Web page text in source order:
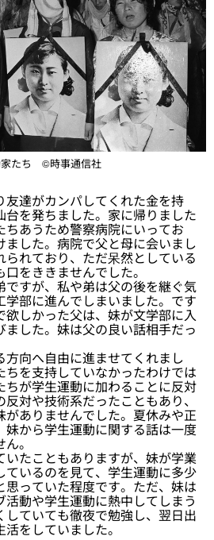
家たち ©時事通信社
達がカンパしてくれた金を持
を発ちました。家に帰りました
あうため警察病院にいってお
ました。病院で父と母に会いまし
れており、ただ呆然としている
をききませんでした。
すが、私や弟は父の後を継ぐ気
部に進んでしまいました。です
しかった父は、妹が文学部に入
した。妹は父の良い話相手だっ
向へ自由に進ませてくれまし
を支持していなかったわけでは
ちが学生運動に加わることに反対
対や技術系だったこともあり、
がありませんでした。夏休みや正
から学生運動に関する話は一度
。
たこともありますが、妹が学業
いるのを見て、学生運動に多少
っていた程度です。ただ、妹は
動や学生運動に熱中してしまう
ていても徹夜で勉強し、翌日出
をしていました。